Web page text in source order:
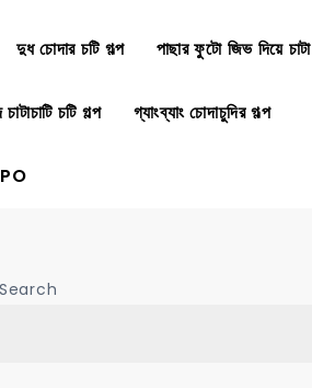
দুধ চোদার চটি গল্প পাছার ফুটো জিভ দিয়ে চাটা
চটি গল্প গ্যাংব্যাং চোদাচুদির গল্প
Search